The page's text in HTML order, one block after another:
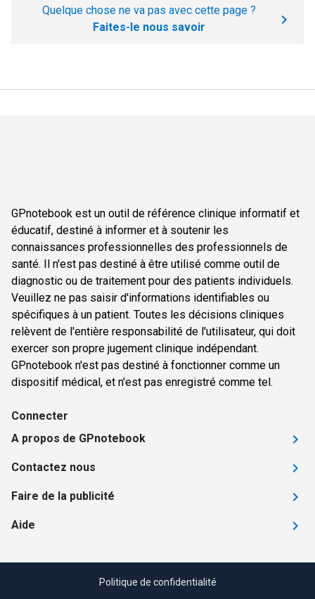
Quelque chose ne va pas avec cette page ?
Faites-le nous savoir
GPnotebook est un outil de référence clinique informatif et
éducatif, destiné à informer et à soutenir les
connaissances professionnelles des professionnels de
santé. Il n'est pas destiné à être utilisé comme outil de
diagnostic ou de traitement pour des patients individuels.
Veuillez ne pas saisir d'informations identifiables ou
spécifiques à un patient. Toutes les décisions cliniques
relèvent de l'entière responsabilité de l'utilisateur, qui doit
exercer son propre jugement clinique indépendant.
GPnotebook n'est pas destiné à fonctionner comme un
dispositif médical, et n'est pas enregistré comme tel.
Connecter
A propos de GPnotebook
Contactez nous
Faire de la publicité
Aide
Politique de confidentialité